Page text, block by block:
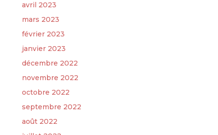
avril 2023
mars 2023
février 2023
janvier 2023
décembre 2022
novembre 2022
octobre 2022
septembre 2022
août 2022